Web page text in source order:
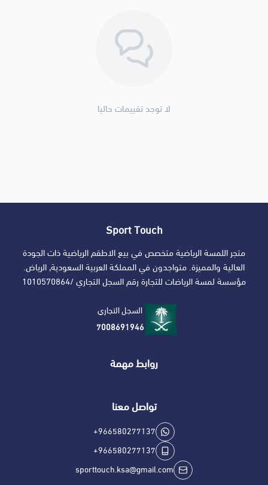
لا توجد تقييمات حاليا
Sport Touch
متجر اللمسة الرياضية متخصص في بيع الاطقم الرياضية ذات الجودة
العالية والمميزة. متواجدون في المملكة العربية السعودية, الرياض.
مؤسسة لمسة الرياضات للتجارة رقم السجل التجاري /1010570864
السجل التجاري
7008691946
روابط مهمة
تواصل معنا
+966580277137
+966580277137
sporttouch.ksa@gmail.com